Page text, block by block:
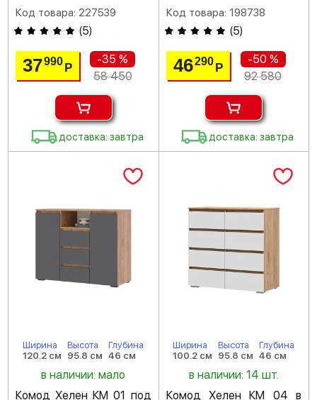
Код товара: 227539
(5)
37990Р
-35 %
58 450
доставка: завтра
Код товара: 198738
(5)
46290 Р
-50 %
92 580
доставка: завтра
Ширина
120.2 см
Высота
95.8 см
Глубина
46 см
в наличии: мало
Комод Хелен КМ 01 под
Ширина
100.2 см
Высота
95.8 см
Глубина
46 см
в наличии: 14 шт.
Комод Хелен КМ 04 в